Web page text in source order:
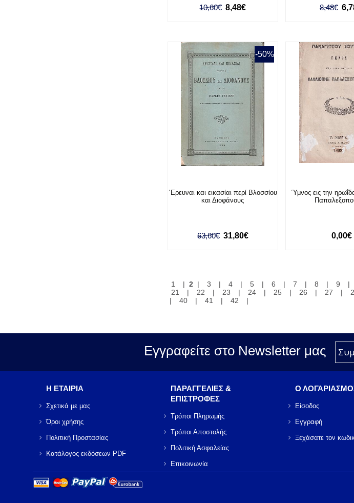
10,60€ 8,48€ 8,48€
-50%
΄Ερευναι και εικασίαι περί Βλοσσίου
και Διοφάνους
63,60€ 31,80€
΄Υμνος εις την
0,00€
1 | 2 | 3 | 4 | 5 | 6 | 7 | 8 | 9 |
21
| 22 | 23 | 24 | 25 | 26 | 27 |
|
40 | 41 | 42 |
Εγγραφείτε στο Νewsletter μας
Η ΕΤΑΙΡΙΑ
Σχετικά με μας
Όροι χρήσης
Πολιτική Προστασίας
Κατάλογος εκδόσεων PDF
ΠΑΡΑΓΓΕΛΙΕΣ &
ΕΠΙΣΤΡΟΦΕΣ
Τρόποι Πληρωμής
Τρόποι Αποστολής
Πολιτική Ασφαλείας
Επικοινωνία
Ο
Είσοδος
Εγγραφή
Ξεχάσατε τον